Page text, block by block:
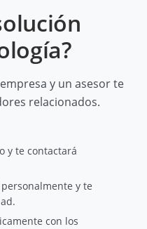
y un asesor te
relacionados.
y te contactará
y te
con los